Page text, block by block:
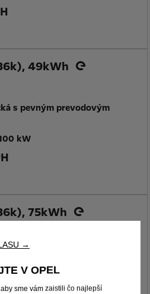
49kWh
s pevným prevodovým
kW
75kWh
100 kW
→
V OPEL
sme vám zaistili čo najlepší